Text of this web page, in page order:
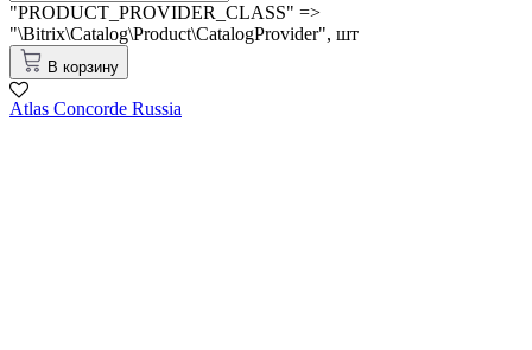
"PRODUCT_PROVIDER_CLASS" =>
"\Bitrix\Catalog\Product\CatalogProvider", шт
В корзину
Atlas Concorde Russia